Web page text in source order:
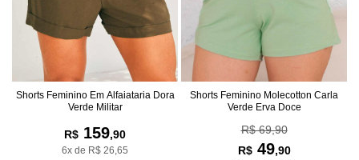
Shorts Feminino Em Alfaiataria Dora
Verde Militar
R$ 159,90
6x de R$ 26,65
Shorts Feminino Molecotton Carla
Verde Erva Doce
R$ 69,90
R$49,90